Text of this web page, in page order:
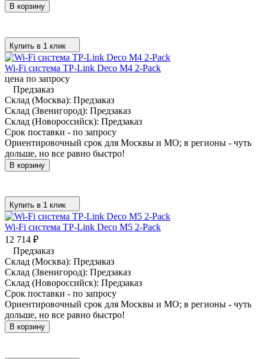
В корзину
Купить в 1 клик
Wi-Fi система TP-Link Deco M4 2-Pack
цена по запросу
Предзаказ
Склад (Москва): Предзаказ
Склад (Звенигород): Предзаказ
Склад (Новороссийск): Предзаказ
Срок поставки - по запросу
Ориентировочный срок для Москвы и МО; в регионы - чуть
дольше, но все равно быстро!
В корзину
Купить в 1 клик
Wi-Fi система TP-Link Deco M5 2-Pack
12 714 ₽
Предзаказ
Склад (Москва): Предзаказ
Склад (Звенигород): Предзаказ
Склад (Новороссийск): Предзаказ
Срок поставки - по запросу
Ориентировочный срок для Москвы и МО; в регионы - чуть
дольше, но все равно быстро!
В корзину